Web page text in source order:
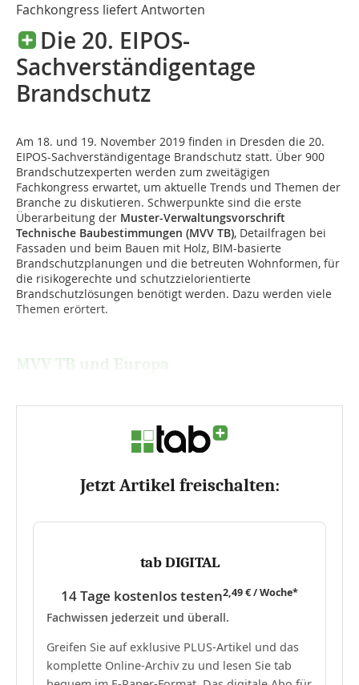
Fachkongress liefert Antworten
Die 20. EIPOS-
Sachverständigentage
Brandschutz
Am 18. und 19. November 2019 finden in Dresden die 20.
EIPOS-Sachverständigentage Brandschutz statt. Über 900
Brandschutzexperten werden zum zweitägigen
Fachkongress erwartet, um aktuelle Trends und Themen der
Branche zu diskutieren. Schwerpunkte sind die erste
Überarbeitung der Muster-Verwaltungsvorschrift
Technische Baubestimmungen (MVV TB), Detailfragen bei
Fassaden und beim Bauen mit Holz, BIM-basierte
Brandschutzplanungen und die betreuten Wohnformen, für
die risikogerechte und schutzzielorientierte
Brandschutzlösungen benötigt werden. Dazu werden viele
Themen erörtert.
MVV TB und Europa
Jetzt Artikel freischalten:
tab DIGITAL
14 Tage kostenlos testen2,49 € / Woche*
Fachwissen jederzeit und überall.
Greifen Sie auf exklusive PLUS-Artikel und das
komplette Online-Archiv zu und lesen Sie tab